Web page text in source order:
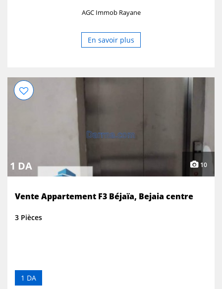
AGC Immob Rayane
En savoir plus
1 DA 10
Vente Appartement F3 Béjaïa, Bejaia centre
3 Pièces
1 DA